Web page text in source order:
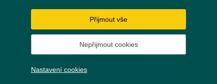
GDPR
Nastavení cookies
Přijmout vše
Nepřijmout cookies
Nastavení cookies